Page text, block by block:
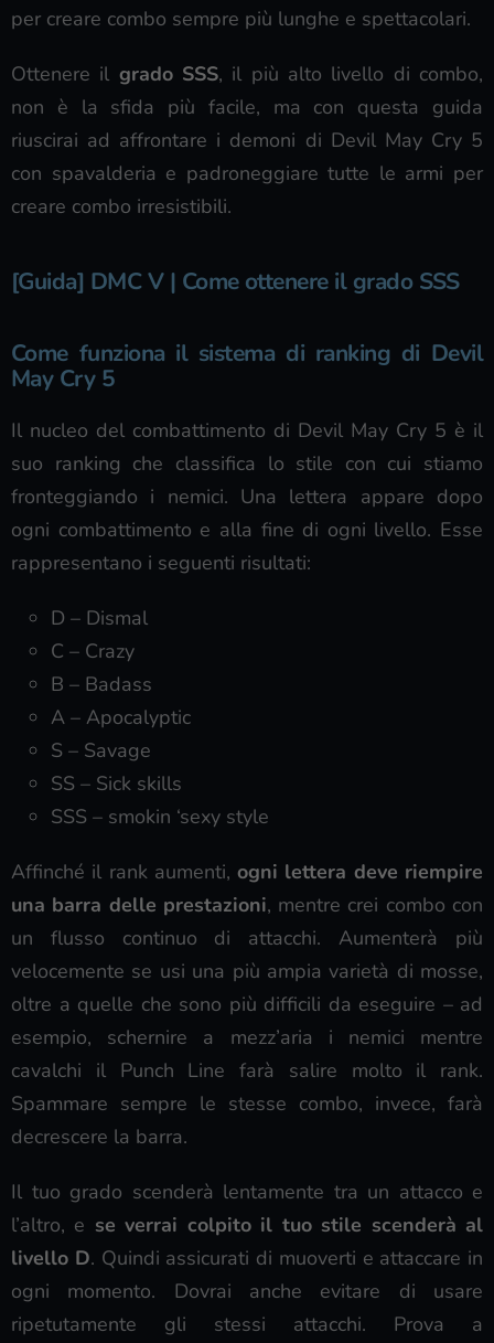
per creare combo sempre più lunghe e spettacolari.
Ottenere il grado SSS, il più alto livello di combo,
non è la sfida più facile, ma con questa guida
riuscirai ad affrontare i demoni di Devil May Cry 5
con spavalderia e padroneggiare tutte le armi per
creare combo irresistibili.
[Guida] DMC V | Come ottenere il grado SSS
Come funziona il sistema di ranking di Devil
May Cry 5
Il nucleo del combattimento di Devil May Cry 5 è il
suo ranking che classifica lo stile con cui stiamo
fronteggiando i nemici. Una lettera appare dopo
ogni combattimento e alla fine di ogni livello. Esse
rappresentano i seguenti risultati:
D – Dismal
C – Crazy
B – Badass
A – Apocalyptic
S – Savage
SS – Sick skills
SSS – smokin ‘sexy style
Affinché il rank aumenti,ogni lettera deve riempire
una barra delle prestazioni, mentre crei combo con
un flusso continuo di attacchi. Aumenterà più
velocemente se usi una più ampia varietà di mosse,
oltre a quelle che sono più difficili da eseguire – ad
esempio, schernire a mezz’aria i nemici mentre
cavalchi il Punch Line farà salire molto il rank.
Spammare sempre le stesse combo, invece, farà
decrescere la barra.
Il tuo grado scenderà lentamente tra un attacco e
l’altro, e se verrai colpito il tuo stile scenderà al
livello D. Quindi assicurati di muoverti e attaccare in
ogni momento. Dovrai anche evitare di usare
ripetutamente gli stessi attacchi. Prova a